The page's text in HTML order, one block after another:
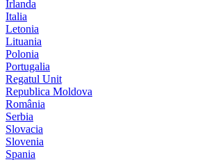
Irlanda
Italia
Letonia
Lituania
Polonia
Portugalia
Regatul Unit
Republica Moldova
România
Serbia
Slovacia
Slovenia
Spania